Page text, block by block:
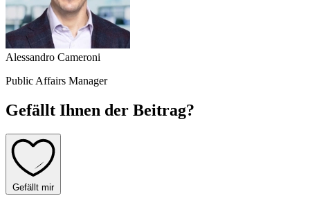
Alessandro Cameroni
Public Affairs Manager
Gefällt Ihnen der Beitrag?
Gefällt mir